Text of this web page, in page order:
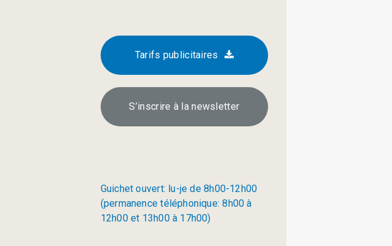
Tarifs publicitaires
S’inscrire à la newsletter
Guichet ouvert: lu-je de 8h00-12h00
(permanence téléphonique: 8h00 à
12h00 et 13h00 à 17h00)